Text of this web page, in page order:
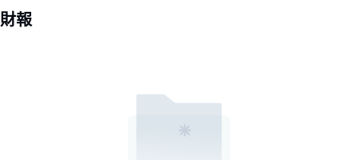
財報